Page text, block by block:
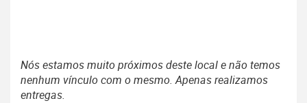
Nós estamos muito próximos deste local e não temos
nenhum vínculo com o mesmo. Apenas realizamos
entregas.